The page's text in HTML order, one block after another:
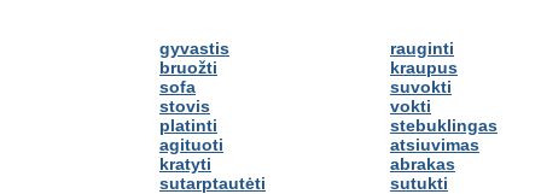
gyvastis
bruožti
sofa
stovis
platinti
agituoti
kratyti
sutarptautėti
rauginti
kraupus
suvokti
vokti
stebuklingas
atsiuvimas
abrakas
sutukti